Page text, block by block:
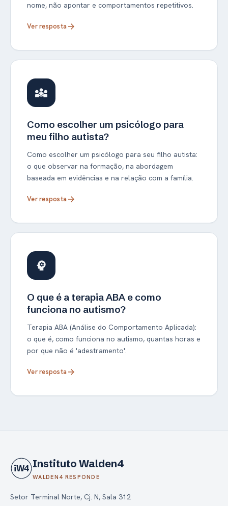
nome, não apontar e comportamentos repetitivos.
Ver respostaarrow_forward
diversity_3
Como escolher um psicólogo para
meu filho autista?
Como escolher um psicólogo para seu filho autista:
o que observar na formação, na abordagem
baseada em evidências e na relação com a família.
Ver respostaarrow_forward
psychology
O que é a terapia ABA e como
funciona no autismo?
Terapia ABA (Análise do Comportamento Aplicada):
o que é, como funciona no autismo, quantas horas e
por que não é 'adestramento'.
Ver respostaarrow_forward
iW4 Instituto Walden4
WALDEN4 RESPONDE
Setor Terminal Norte, Cj. N, Sala 312